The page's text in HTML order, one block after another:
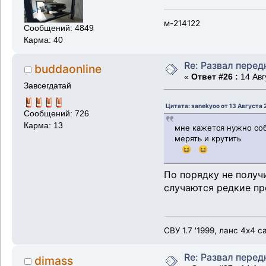
Сообщений: 4849
Карма: 40
м-214122
buddaonline
Завсегдатай
Сообщений: 726
Карма: 13
Re: Развал
« Ответ #26 : 14
Цитата: sanekyoo от 13 Августа
мне кажется нужно
мерять и крутить
😆 😆
По порядку не
случаются редкие
СВУ 1.7 '1999, ланс 4х4
dimass Re: Развал